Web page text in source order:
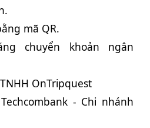
mã QR.
chuyển khoản ngân
OnTripquest
- Chi nhánh